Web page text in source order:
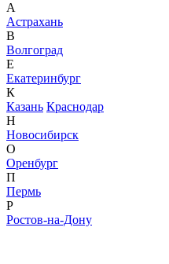
А
Астрахань
В
Волгоград
Е
Екатеринбург
К
Казань Краснодар
Н
Новосибирск
О
Оренбург
П
Пермь
Р
Ростов-на-Дону